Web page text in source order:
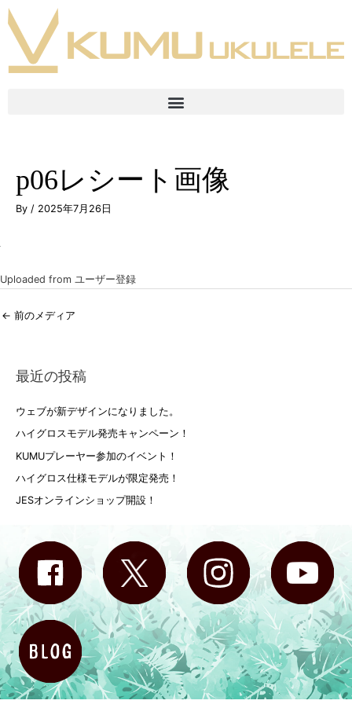
p06レシート画像
By / 2025年7月26日
Uploaded from ユーザー登録
← 前のメディア
最近の投稿
ウェブが新デザインになりました。
ハイグロスモデル発売キャンペーン！
KUMUプレーヤー参加のイベント！
ハイグロス仕様モデルが限定発売！
JESオンラインショップ開設！